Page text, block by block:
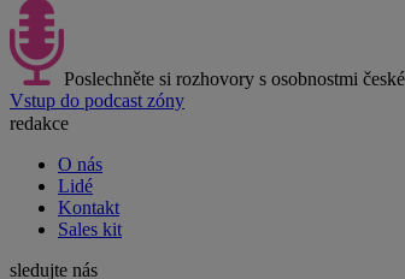
Poslechněte si rozhovory s osobnostmi
Vstup do podcast zóny
redakce
O nás
Lidé
Kontakt
Sales kit
sledujte nás